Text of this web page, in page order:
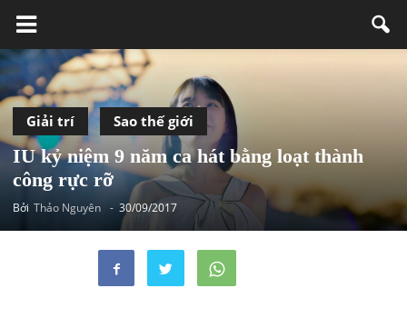
Giải trí Sao thế giới
IU kỷ niệm 9 năm ca hát bằng loạt thành
công rực rỡ
Bởi Thảo Nguyên - 30/09/2017